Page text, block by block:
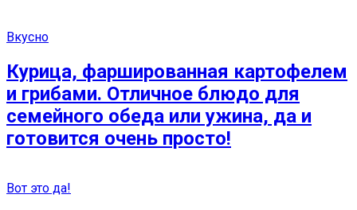
Вкусно
Курица, фаршированная картофелем
и грибами. Отличное блюдо для
семейного обеда или ужина, да и
готовится очень просто!
Вот это да!